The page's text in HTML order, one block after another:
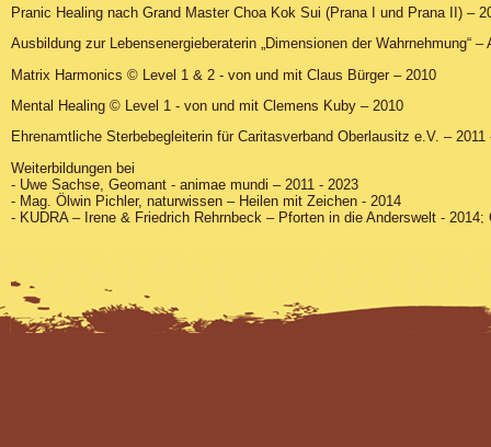
Pranic Healing nach Grand Master Choa Kok Sui (Prana I und Prana II) –
Ausbildung zur Lebensenergieberaterin „Dimensionen der
Matrix Harmonics © Level 1 & 2 - von und mit Claus Bürger – 2010
Mental Healing © Level 1 - von und mit Clemens Kuby – 2010
Ehrenamtliche Sterbebegleiterin für Caritasverband Oberlausitz e.V. –
Weiterbildungen bei
- Uwe Sachse, Geomant - animae mundi – 2011 - 2023
- Mag. Ölwin Pichler, naturwissen – Heilen mit Zeichen - 2014
- KUDRA – Irene & Friedrich Rehrnbeck – Pforten in die Anderswelt -